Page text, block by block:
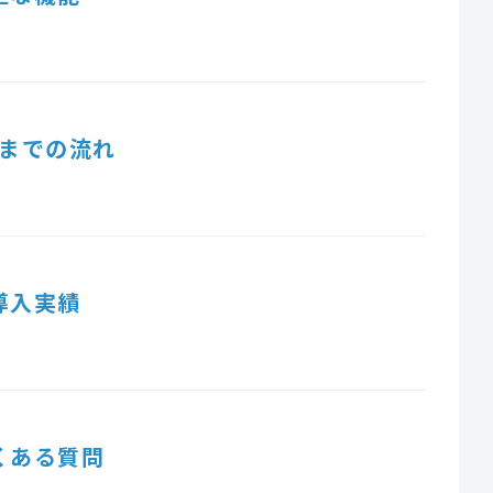
での流れ
入実績
ある質問